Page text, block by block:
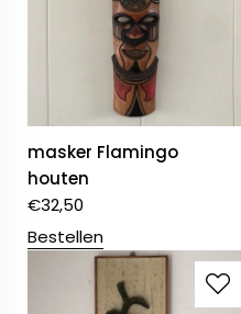
masker Flamingo
houten
€32,50
Bestellen